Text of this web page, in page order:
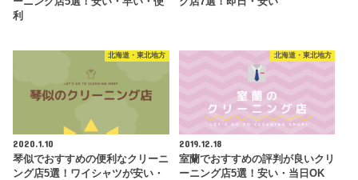
利
北海道・東北地方
2020.1.10
琴似でおすすめの便利なクリーニ
ング店5選！ワイシャツが安い・
北海道・東北地方
2019.12.18
室蘭でおすすめの評判が良いクリ
ーニング店5選！安い・当日OK